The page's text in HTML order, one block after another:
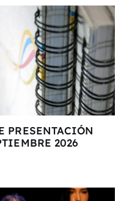
PRESENTACIÓN
2026